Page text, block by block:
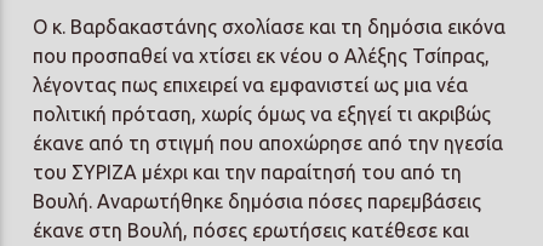
Ο κ. Βαρδακαστάνης σχολίασε και τη δημόσια εικόνα
που προσπαθεί να χτίσει εκ νέου ο Αλέξης Τσίπρας,
λέγοντας πως επιχειρεί να εμφανιστεί ως μια νέα
πολιτική πρόταση, χωρίς όμως να εξηγεί τι ακριβώς
έκανε από τη στιγμή που αποχώρησε από την ηγεσία
του ΣΥΡΙΖΑ μέχρι και την παραίτησή του από τη
Βουλή. Αναρωτήθηκε δημόσια πόσες παρεμβάσεις
έκανε στη Βουλή, πόσες ερωτήσεις κατέθεσε και